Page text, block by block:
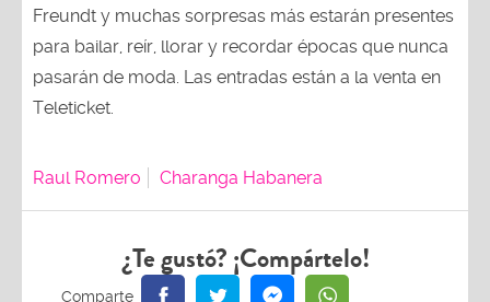
Freundt y muchas sorpresas más estarán presentes
para bailar, reír, llorar y recordar épocas que nunca
pasarán de moda. Las entradas están a la venta en
Teleticket.
Raul Romero Charanga Habanera
¿Te gustó? ¡Compártelo!